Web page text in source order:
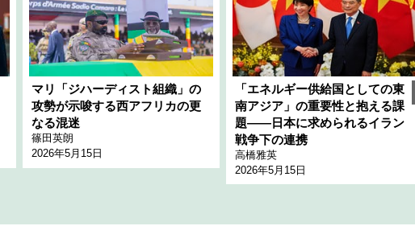
マリ「ジハーディスト組織」の
攻勢が示唆する西アフリカの更
なる混迷
篠田英朗
2026年5月15日
「エネルギー供給国としての東
南アジア」の重要性と抱える課
題――日本に求められるイラン
戦争下の連携
高橋雅英
2026年5月15日